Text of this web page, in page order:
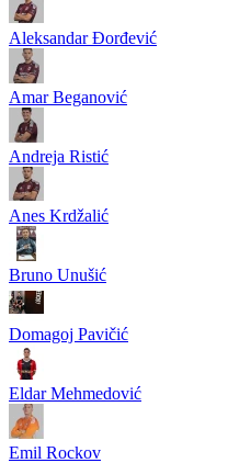
Aleksandar Đorđević
Amar Beganović
Andreja Ristić
Anes Krdžalić
Bruno Unušić
Domagoj Pavičić
Eldar Mehmedović
Emil Rockov